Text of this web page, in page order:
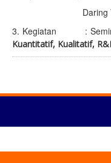
Daring Via
3. Kegiatan :
Kuantitatif, Kualitatif,